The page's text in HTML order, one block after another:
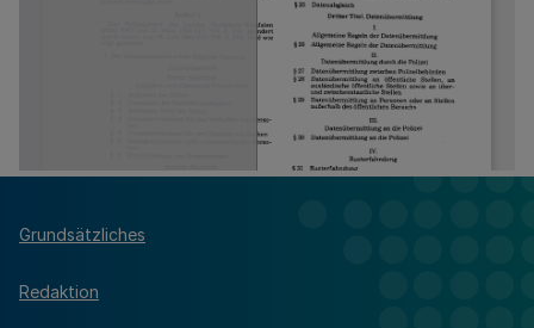
Grundsätzliches
Redaktion